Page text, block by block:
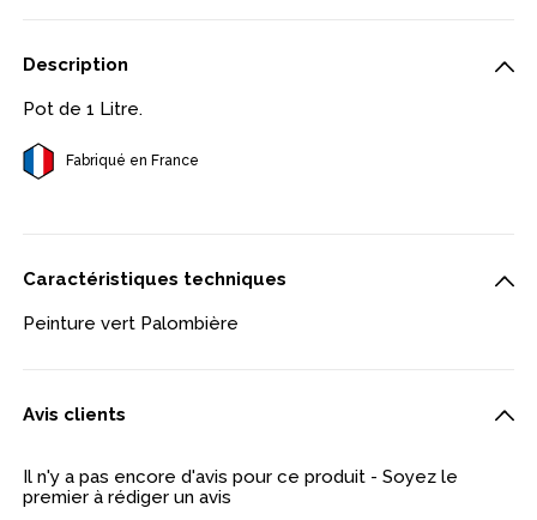
Description
Pot de 1 Litre.
Fabriqué en France
Caractéristiques techniques
Peinture vert Palombière
Avis clients
Il n'y a pas encore d'avis pour ce produit - Soyez le
premier à rédiger un avis